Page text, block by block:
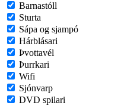
Barnastóll
Sturta
Sápa og sjampó
Hárblásari
Þvottavél
Þurrkari
Wifi
Sjónvarp
DVD spilari